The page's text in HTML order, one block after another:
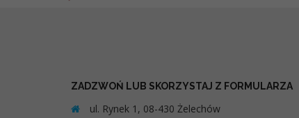
ZADZWOŃ LUB SKORZYSTAJ Z FORMULARZA
ul. Rynek 1, 08-430 Żelechów